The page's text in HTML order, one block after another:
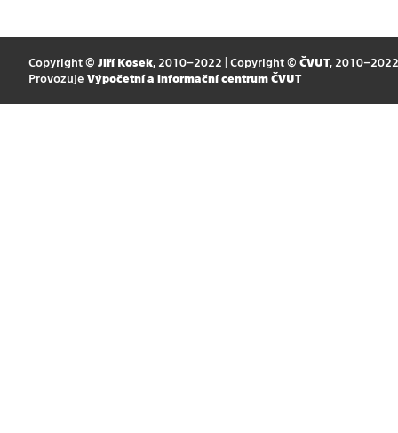
Copyright © Jiří Kosek, 2010–2022 | Copyright © ČVUT, 2010–2022
Provozuje Výpočetní a informační centrum ČVUT